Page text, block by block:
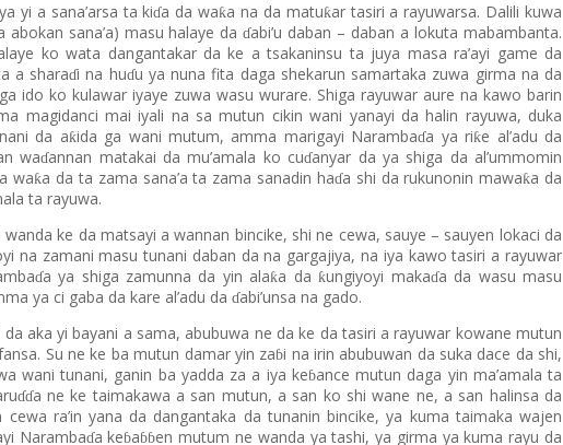
yi a sana’arsa ta kiɗa da waƙa na da matuƙar tasiri a rayuwarsa. Dalili kuwa
abokan sana’a) masu halaye daɗabi’u daban – daban a lokuta mabambanta.
ko wata dangantakar da ke a tsakaninsu ta juya masa ra’ayi game da
a sharaɗi na huɗu ya nuna fita daga shekarun samartaka zuwa girma na da
ido ko kulawar iyaye zuwa wasu wurare. Shiga rayuwar aure na kawo barin
magidanci mai iyali na sa mutun cikin wani yanayi da halin rayuwa, duka
da aƙida ga wani mutum, amma marigayi Narambaɗa ya riƙe al’adu da
waɗannan matakai da mu’amala ko cuɗanyar da ya shiga da al’ummomin
waƙa da ta zama sana’a ta zama sanadin haɗa shi da rukunonin mawaƙa da
ta rayuwa.
wanda ke da matsayi a wannan bincike, shi ne cewa, sauye – sauyen lokaci da
na zamani masu tunani daban da na gargajiya, na iya kawo tasiri a rayuwar
ɗa ya shiga zamunna da yin alaƙa daƙungiyoyi makaɗa da wasu masu
ya ci gaba da kare al’adu da ɗabi’unsa na gado.
aka yi bayani a sama, abubuwa ne da ke da tasiri a rayuwar kowane mutun
Su ne ke ba mutun damar yin zaɓi na irin abubuwan da suka dace da shi,
wani tunani, ganin ba yadda za a iya keɓance mutun daga yin ma’amala ta
ɗɗa ne ke taimakawa a san mutun, a san ko shi wane ne, a san halinsa da
cewa ra’in yana da dangantaka da tunanin bincike, ya kuma taimaka wajen
Narambaɗa keɓaɓɓen mutum ne wanda ya tashi, ya girma ya kuma rayu da